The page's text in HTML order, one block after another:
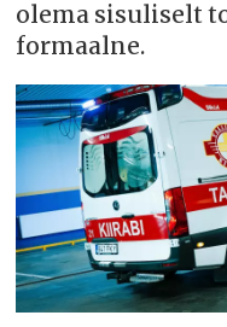
olema sisuliselt
formaalne.